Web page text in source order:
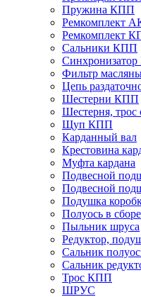
Пружина КПП
Ремкомплект
Ремкомплект
Сальники КПП
Фильтр
Цепь
Шестерни КПП
Шестерня, трос
Щуп КПП
Карданный вал
Крестовина
Муфта кардана
Подвесной
Подвесной
Подушка
Полуось в сборе
Пыльник шруса
Редуктор,
Сальник
Сальник
Трос КПП
ШРУС